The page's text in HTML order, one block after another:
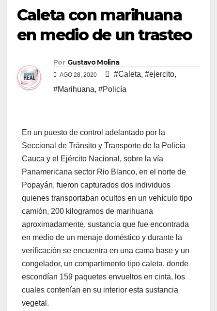
Caleta con marihuana
en medio de un trasteo
Por Gustavo Molina
AGO 28, 2020 #Caleta, #ejercito,
#Marihuana, #Policía
En un puesto de control adelantado por la
Seccional de Tránsito y Transporte de la Policía
Cauca y el Ejército Nacional, sobre la vía
Panamericana sector Rio Blanco, en el norte de
Popayán, fueron capturados dos individuos
quienes transportaban ocultos en un vehículo tipo
camión, 200 kilogramos de marihuana
aproximadamente, sustancia que fue encontrada
en medio de un menaje doméstico y durante la
verificación se encuentra en una cama base y un
congelador, un compartimento tipo caleta, donde
escondían 159 paquetes envueltos en cinta, los
cuales contenían en su interior esta sustancia
vegetal.